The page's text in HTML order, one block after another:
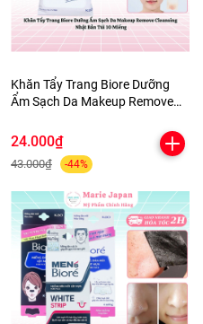
Khăn Tẩy Trang Biore Dưỡng
Ẩm Sạch Da Makeup Remove
Miếng
24.000₫
43.000₫ -44%